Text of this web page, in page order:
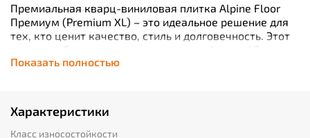
Премиальная кварц-виниловая плитка Alpine Floor
Премиум (Premium XL) – это идеальное решение для
тех, кто ценит качество, стиль и долговечность. Этот
продукт обладает классом износостойкости 43, что
делает его отличным выбором для помещений с
повреждений и истирания. Удобство монтажа
достигается благодаря плавающему способу
установки (замковое соединение) и встроенной
Показать полностью
Характеристики
Класс износостойкости